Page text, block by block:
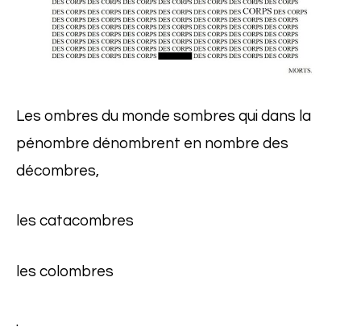
Les ombres du monde sombres qui dans la
pénombre dénombrent en nombre des
décombres,
les catacombres
les colombres
.